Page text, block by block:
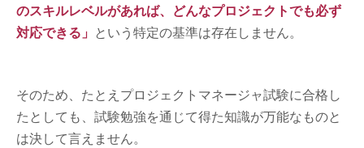
のスキルレベルがあれば、どんなプロジェクトでも必ず
対応できる」 という特定の基準は存在しません。
そのため、たとえプロジェクトマネージャ試験に合格し
たとしても、試験勉強を通じて得た知識が万能なものと
は決して言えません。